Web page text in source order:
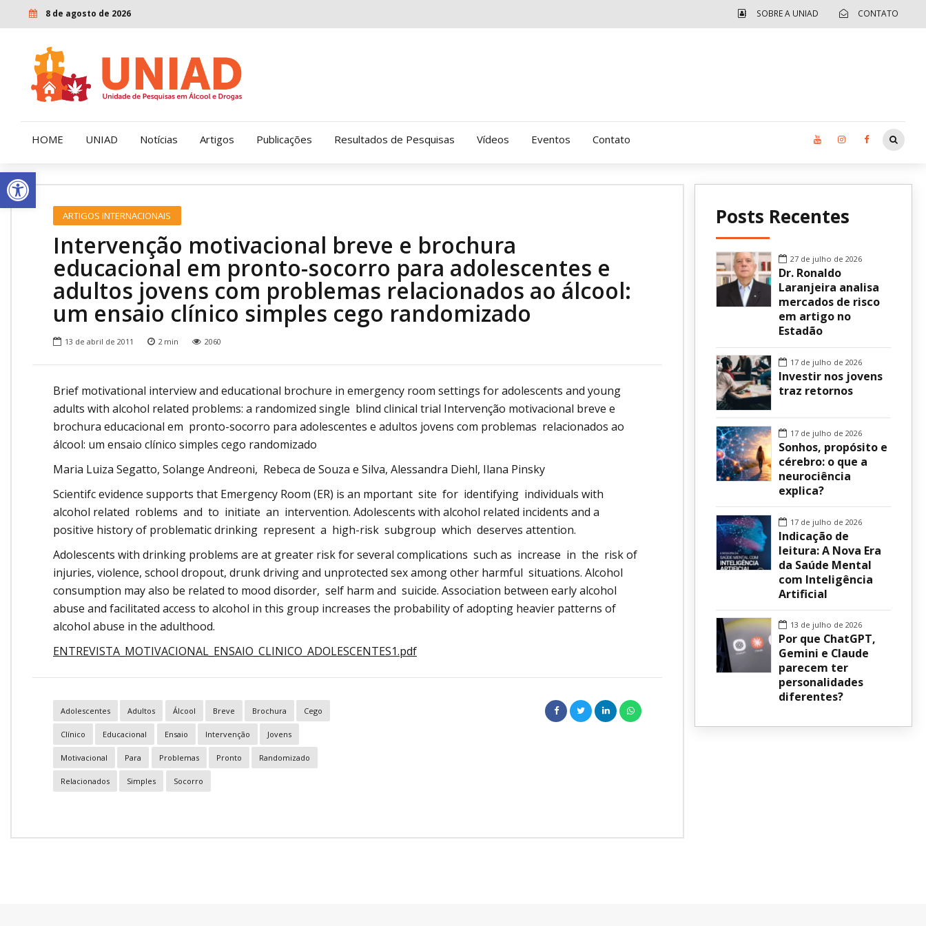
Open toolbar
8 de agosto de 2026 SOBRE A UNIAD CONTATO
HOME UNIAD
Nossa História
Nossa Missão e Valores
Onde Estamos
Onde Procurar Ajuda?
Ronaldo Laranjeira recebe prêmio ISAJE
Amor-Exigente
CRATOD
Alcoólicos Anônimos
Independência Jovem – FOLIA
Revista UNIAD
Notícias Artigos Publicações Resultados de Pesquisas Vídeos Eventos Contato
ARTIGOS INTERNACIONAIS
Intervenção motivacional breve e brochura
educacional em pronto-socorro para adolescentes e
adultos jovens com problemas relacionados ao álcool:
um ensaio clínico simples cego randomizado
13 de abril de 2011 2 min 2060
Brief motivational interview and educational brochure in emergency room settings for adolescents and young
adults with alcohol related problems: a randomized single blind clinical trial Intervenção motivacional breve e
brochura educacional em pronto-socorro para adolescentes e adultos jovens com problemas relacionados ao
álcool: um ensaio clínico simples cego randomizado
Maria Luiza Segatto, Solange Andreoni, Rebeca de Souza e Silva, Alessandra Diehl, Ilana Pinsky
Scientifc evidence supports that Emergency Room (ER) is an mportant site for identifying individuals with
alcohol related roblems and to initiate an intervention. Adolescents with alcohol related incidents and a
positive history of problematic drinking represent a high-risk subgroup which deserves attention.
Adolescents with drinking problems are at greater risk for several complications such as increase in the risk of
injuries, violence, school dropout, drunk driving and unprotected sex among other harmful situations. Alcohol
consumption may also be related to mood disorder, self harm and suicide. Association between early alcohol
abuse and facilitated access to alcohol in this group increases the probability of adopting heavier patterns of
alcohol abuse in the adulthood.
ENTREVISTA_MOTIVACIONAL_ENSAIO_CLINICO_ADOLESCENTES1.pdf
Adolescentes Adultos Álcool Breve Brochura Cego
Clínico Educacional Ensaio Intervenção Jovens
Motivacional Para Problemas Pronto Randomizado
Relacionados Simples Socorro
Posts Recentes
27 de julho de 2026
Dr. Ronaldo
Laranjeira analisa
mercados de risco
em artigo no
Estadão
17 de julho de 2026
Investir nos jovens
traz retornos
17 de julho de 2026
Sonhos, propósito e
cérebro: o que a
neurociência
explica?
17 de julho de 2026
Indicação de
leitura: A Nova Era
da Saúde Mental
com Inteligência
Artificial
13 de julho de 2026
Por que ChatGPT,
Gemini e Claude
parecem ter
personalidades
diferentes?